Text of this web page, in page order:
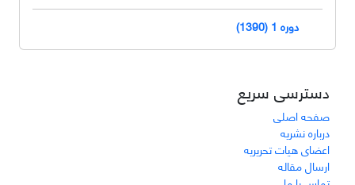
دوره 1 (1390)
دسترسی سریع
صفحه اصلی
درباره نشریه
اعضای هیات تحریریه
ارسال مقاله